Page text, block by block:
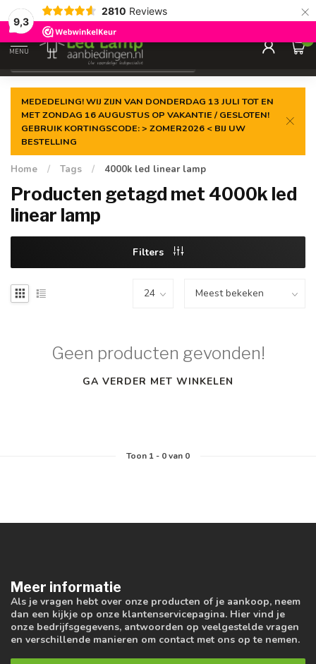
9,3
2810 Reviews ×
Gegarandeerde delaagste prijs
MENU
0
MEDEDELING! WIJ ZIJN VAN DONDERDAG 13 JULI TOT EN
MET ZONDAG 16 AUGUSTUS OP VAKANTIE / GESLOTEN!
GEBRUIK KORTINGSCODE: > ZOMER2026 < BIJ UW
BESTELLING
Home / Tags / 4000k led linear lamp
Producten getagd met 4000k led
linear lamp
Filters
Geen producten gevonden!
GA VERDER MET WINKELEN
Toon 1- 0van 0
Meer informatie
Als je vragen hebt over onze producten of je aankoop, neem
dan een kijkje op onze klantenservicepagina. Hier vind je
onze bedrijfsgegevens, antwoorden op veelgestelde vragen
en verschillende manieren om contact met ons op te nemen.